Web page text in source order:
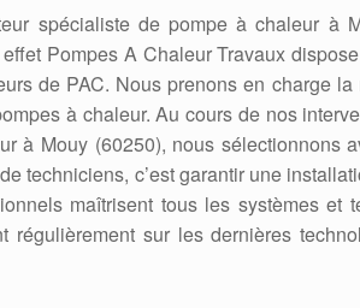
spécialiste de pompe à chaleur à
Pompes A Chaleur Travaux
de PAC. Nous prenons en charge
à chaleur. Au cours de nos
à Mouy (60250), nous sélectionnons
techniciens, c’est garantir une
maîtrisent tous les systèmes et
régulièrement sur les dernières